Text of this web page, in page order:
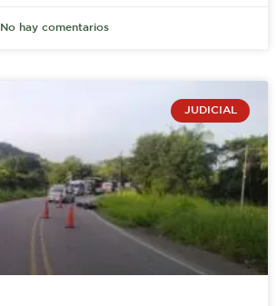
No hay comentarios
JUDICIAL